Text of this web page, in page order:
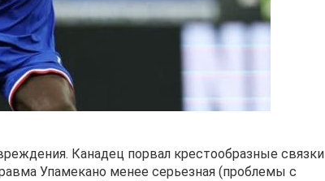
Канадец порвал крестообразные связки
Упамекано менее серьезная (проблемы с